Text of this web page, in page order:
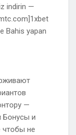
indirin —
Bahis yapan
—
Бонусы и
не